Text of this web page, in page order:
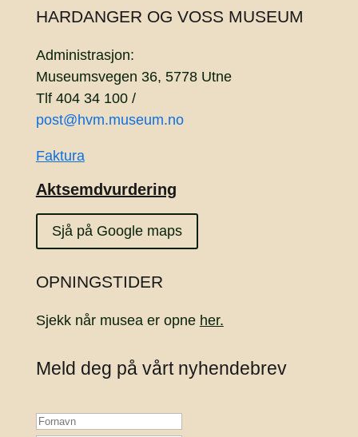
HARDANGER OG VOSS MUSEUM
Administrasjon:
Museumsvegen 36, 5778 Utne
Tlf 404 34 100 /
post@hvm.museum.no
Faktura
Aktsemdvurdering
Sjå på Google maps
OPNINGSTIDER
Sjekk når musea er opne her.
Meld deg på vårt nyhendebrev